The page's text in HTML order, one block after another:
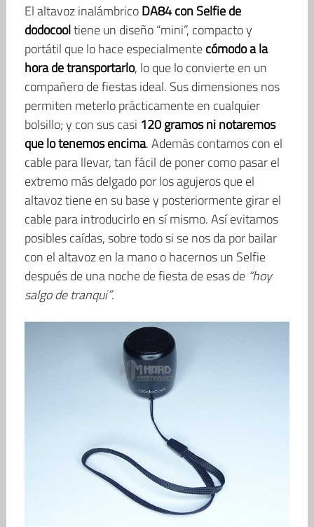
El altavoz inalámbricoDA84 con Selfie de
dodocooltiene un diseño “mini”, compacto y
portátil que lo hace especialmentecómodo a la
hora de transportarlo, lo que lo convierte en un
compañero de fiestas ideal. Sus dimensiones nos
permiten meterlo prácticamente en cualquier
bolsillo; y con sus casi 120 gramos ni notaremos
que lo tenemos encima. Además contamos con el
cable para llevar, tan fácil de poner como pasar el
extremo más delgado por los agujeros que el
altavoz tiene en su base y posteriormente girar el
cable para introducirlo en sí mismo. Así evitamos
posibles caídas, sobre todo si se nos da por bailar
con el altavoz en la mano o hacernos un Selfie
después de una noche de fiesta de esas de “hoy
salgo de tranqui”.